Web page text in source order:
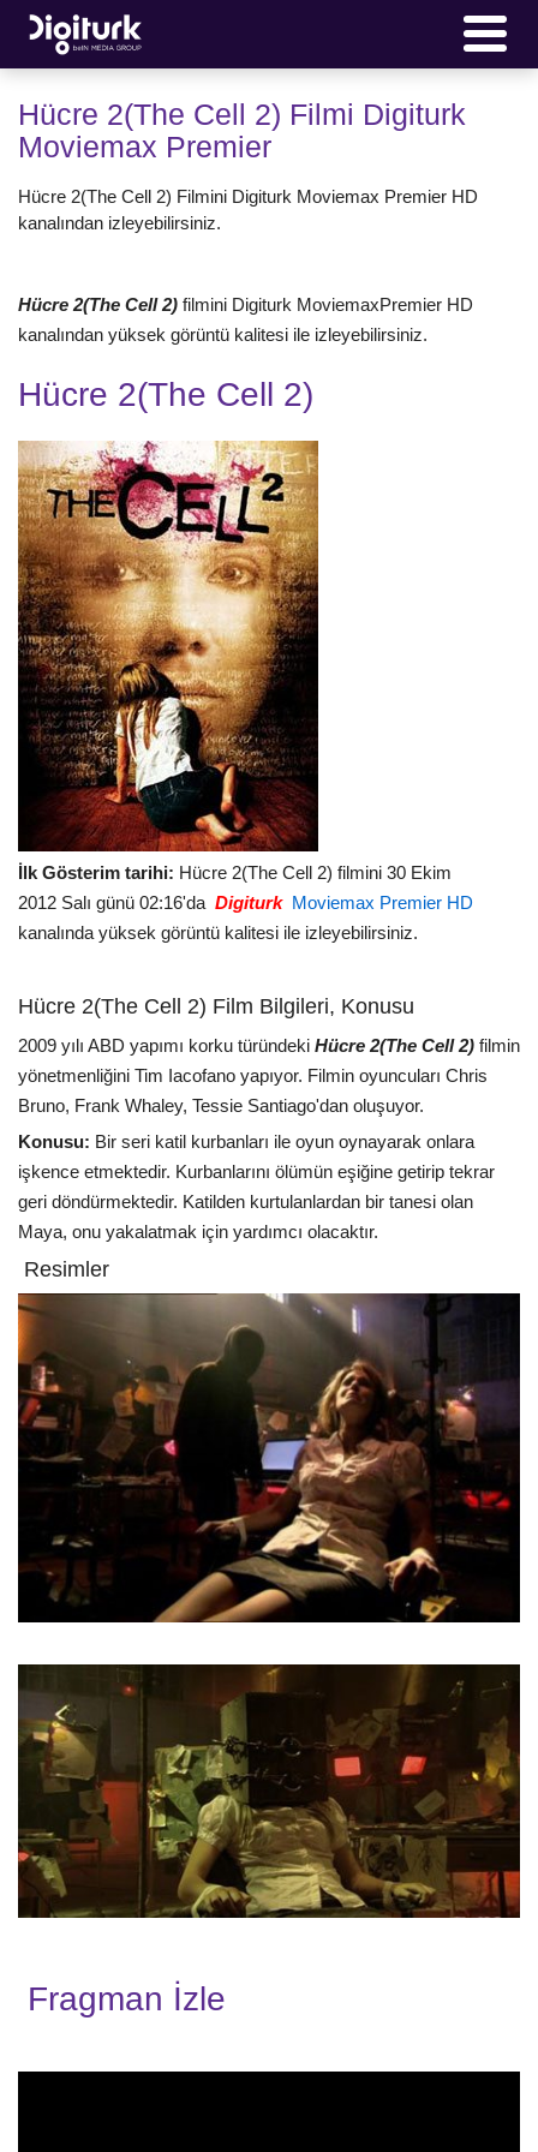
Hücre 2(The Cell 2) Filmi Digiturk
Moviemax Premier
Hücre 2(The Cell 2) Filmini Digiturk Moviemax Premier HD
kanalından izleyebilirsiniz.
Hücre 2(The Cell 2) filmini Digiturk MoviemaxPremier HD
kanalından yüksek görüntü kalitesi ile izleyebilirsiniz.
Hücre 2(The Cell 2)
İlk Gösterim tarihi: Hücre 2(The Cell 2) filmini 30 Ekim
2012 Salı günü 02:16'da Digiturk Moviemax Premier HD
kanalında yüksek görüntü kalitesi ile izleyebilirsiniz.
Hücre 2(The Cell 2) Film Bilgileri, Konusu
2009 yılı ABD yapımı korku türündeki Hücre 2(The Cell 2) filmin
yönetmenliğini Tim Iacofano yapıyor. Filmin oyuncuları Chris
Bruno, Frank Whaley, Tessie Santiago'dan oluşuyor.
Konusu: Bir seri katil kurbanları ile oyun oynayarak onlara
işkence etmektedir. Kurbanlarını ölümün eşiğine getirip tekrar
geri döndürmektedir. Katilden kurtulanlardan bir tanesi olan
Maya, onu yakalatmak için yardımcı olacaktır.
Resimler
Fragman İzle